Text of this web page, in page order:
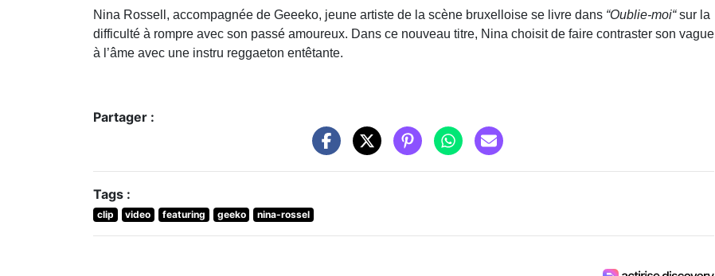
Nina Rossell, accompagnée de Geeeko, jeune artiste de la scène bruxelloise se livre dans “Oublie-moi“sur la
difficulté à rompre avec son passé amoureux. Dans ce nouveau titre, Nina choisit de faire contraster son vague
à l’âme avec une instru reggaeton entêtante.
Partager :
Tags :
clip video featuring geeko nina-rossel